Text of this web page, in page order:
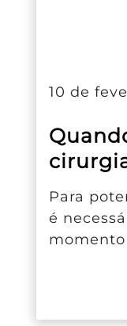
10 de
Para
é
momento